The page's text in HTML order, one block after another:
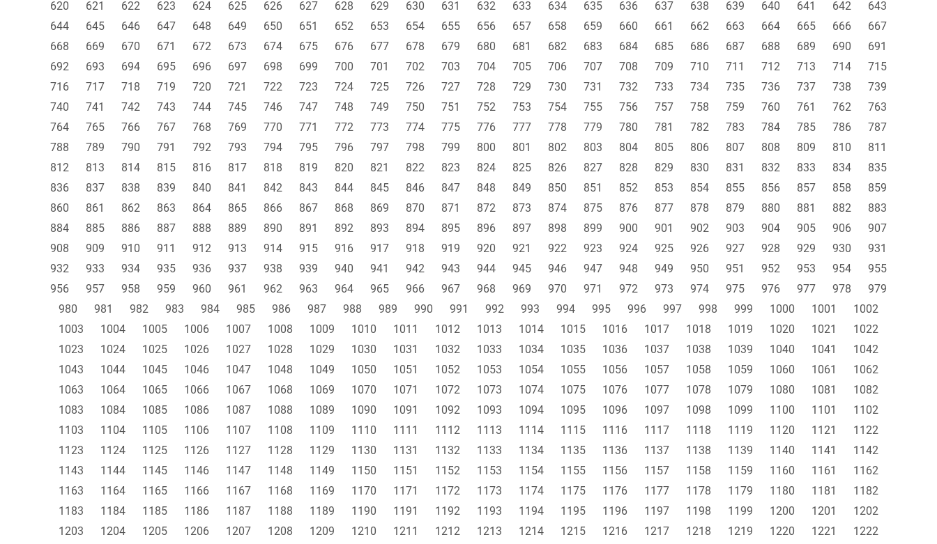
620
621 622 623 624 625 626 627 628 629 630 631 632 633 634 635 636 637 638 639 640 641 642
643
644
645 646 647 648 649 650 651 652 653 654 655 656 657 658 659 660 661 662 663 664 665 666
667
668
669 670 671 672 673 674 675 676 677 678 679 680 681 682 683 684 685 686 687 688 689 690
691
692
693 694 695 696 697 698 699 700 701 702 703 704 705 706 707 708 709 710 711 712 713 714
715
716
717 718 719 720 721 722 723 724 725 726 727 728 729 730 731 732 733 734 735 736 737 738
739
740
741 742 743 744 745 746 747 748 749 750 751 752 753 754 755 756 757 758 759 760 761 762
763
764
765 766 767 768 769 770 771 772 773 774 775 776 777 778 779 780 781 782 783 784 785 786
787
788
789 790 791 792 793 794 795 796 797 798 799 800 801 802 803 804 805 806 807 808 809 810
811
812
813 814 815 816 817 818 819 820 821 822 823 824 825 826 827 828 829 830 831 832 833 834
835
836
837 838 839 840 841 842 843 844 845 846 847 848 849 850 851 852 853 854 855 856 857 858
859
860
861 862 863 864 865 866 867 868 869 870 871 872 873 874 875 876 877 878 879 880 881 882
883
884
885 886 887 888 889 890 891 892 893 894 895 896 897 898 899 900 901 902 903 904 905 906
907
908
909 910 911 912 913 914 915 916 917 918 919 920 921 922 923 924 925 926 927 928 929 930
931
932
933 934 935 936 937 938 939 940 941 942 943 944 945 946 947 948 949 950 951 952 953 954
955
956
957 958 959 960 961 962 963 964 965 966 967 968 969 970 971 972 973 974 975 976 977 978
979
980
981 982 983 984 985 986 987 988 989 990 991 992 993 994 995 996 997 998 999 1000 1001
1002
1003
1004 1005 1006 1007 1008 1009 1010 1011 1012 1013 1014 1015 1016 1017 1018 1019 1020 1021
1022
1023
1024 1025 1026 1027 1028 1029 1030 1031 1032 1033 1034 1035 1036 1037 1038 1039 1040 1041
1042
1043
1044 1045 1046 1047 1048 1049 1050 1051 1052 1053 1054 1055 1056 1057 1058 1059 1060 1061
1062
1063
1064 1065 1066 1067 1068 1069 1070 1071 1072 1073 1074 1075 1076 1077 1078 1079 1080 1081
1082
1083
1084 1085 1086 1087 1088 1089 1090 1091 1092 1093 1094 1095 1096 1097 1098 1099 1100 1101
1102
1103
1104 1105 1106 1107 1108 1109 1110 1111 1112 1113 1114 1115 1116 1117 1118 1119 1120 1121
1122
1123
1124 1125 1126 1127 1128 1129 1130 1131 1132 1133 1134 1135 1136 1137 1138 1139 1140 1141
1142
1143
1144 1145 1146 1147 1148 1149 1150 1151 1152 1153 1154 1155 1156 1157 1158 1159 1160 1161
1162
1163
1164 1165 1166 1167 1168 1169 1170 1171 1172 1173 1174 1175 1176 1177 1178 1179 1180 1181
1182
1183
1184 1185 1186 1187 1188 1189 1190 1191 1192 1193 1194 1195 1196 1197 1198 1199 1200 1201
1202
1203
1204 1205 1206 1207 1208 1209 1210 1211 1212 1213 1214 1215 1216 1217 1218 1219 1220 1221
1222